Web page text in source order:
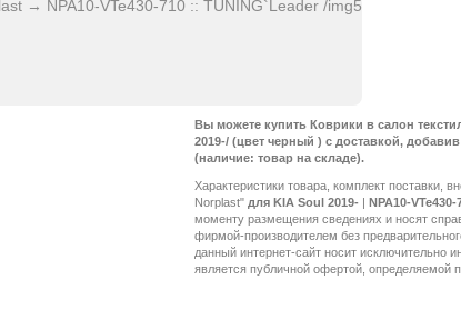
Вы можете купить Коврики в салон
2019-/ (цвет черный ) с доставкой,
(наличие: товар на складе).
Характеристики товара, комплект поставки,
Norplast" для KIA Soul 2019- | NPA10-VTe430-